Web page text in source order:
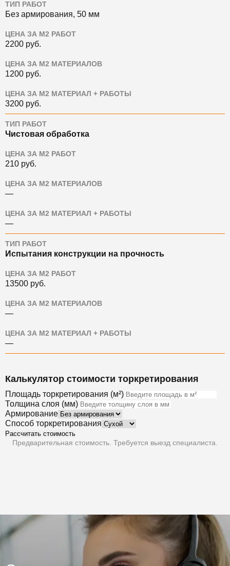
ТИП РАБОТ
Без армирования, 50 мм
ЦЕНА ЗА М2 РАБОТ
2200 руб.
ЦЕНА ЗА М2 МАТЕРИАЛОВ
1200 руб.
ЦЕНА ЗА М2 МАТЕРИАЛ + РАБОТЫ
3200 руб.
ТИП РАБОТ
Чистовая обработка
ЦЕНА ЗА М2 РАБОТ
210 руб.
ЦЕНА ЗА М2 МАТЕРИАЛОВ
—
ЦЕНА ЗА М2 МАТЕРИАЛ + РАБОТЫ
—
ТИП РАБОТ
Испытания конструкции на прочность
ЦЕНА ЗА М2 РАБОТ
13500 руб.
ЦЕНА ЗА М2 МАТЕРИАЛОВ
—
ЦЕНА ЗА М2 МАТЕРИАЛ + РАБОТЫ
—
Калькулятор стоимости торкретирования
Площадь торкретирования (м²)
Толщина слоя (мм)
Армирование
Способ торкретирования
Рассчитать стоимость
Предварительная стоимость. Требуется выезд специалиста.